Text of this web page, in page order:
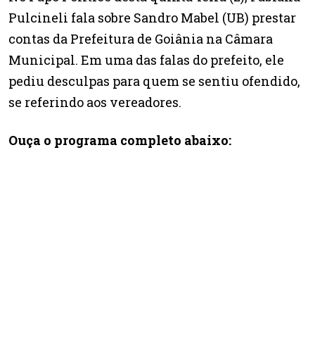
Pulcineli fala sobre Sandro Mabel (UB) prestar
contas da Prefeitura de Goiânia na Câmara
Municipal. Em uma das falas do prefeito, ele
pediu desculpas para quem se sentiu ofendido,
se referindo aos vereadores.
Ouça o programa completo abaixo: